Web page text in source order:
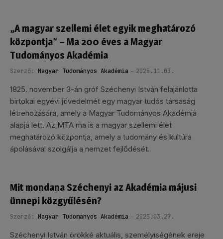
„A magyar szellemi élet egyik meghatározó
központja” – Ma 200 éves a Magyar
Tudományos Akadémia
Szerző: Magyar Tudományos Akadémia 2025.11.03.
1825. november 3-án gróf Széchenyi István felajánlotta
birtokai egyévi jövedelmét egy magyar tudós társaság
létrehozására, amely a Magyar Tudományos Akadémia
alapja lett. Az MTA ma is a magyar szellemi élet
meghatározó központja, amely a tudomány és kultúra
ápolásával szolgálja a nemzet fejlődését.
Mit mondana Széchenyi az Akadémia májusi
ünnepi közgyűlésén?
Szerző: Magyar Tudományos Akadémia 2025.03.27.
Széchenyi István örökké aktuális, személyiségének ereje